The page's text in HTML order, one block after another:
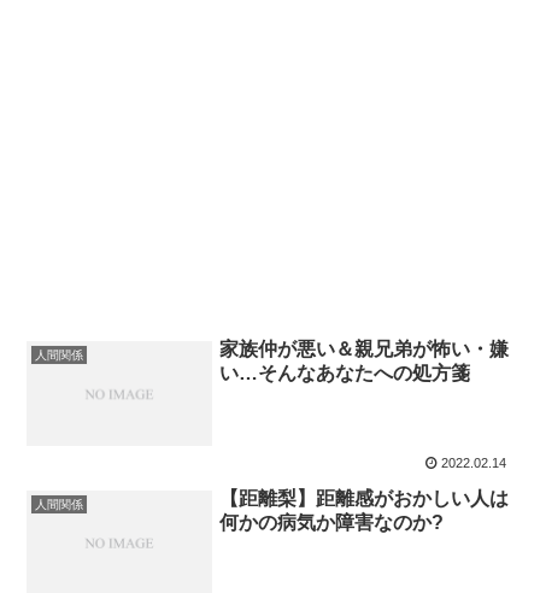
人間関係
家族仲が悪い＆親兄弟が怖い・嫌
い…そんなあなたへの処方箋
2022.02.14
人間関係
【距離梨】距離感がおかしい人は
何かの病気か障害なのか?